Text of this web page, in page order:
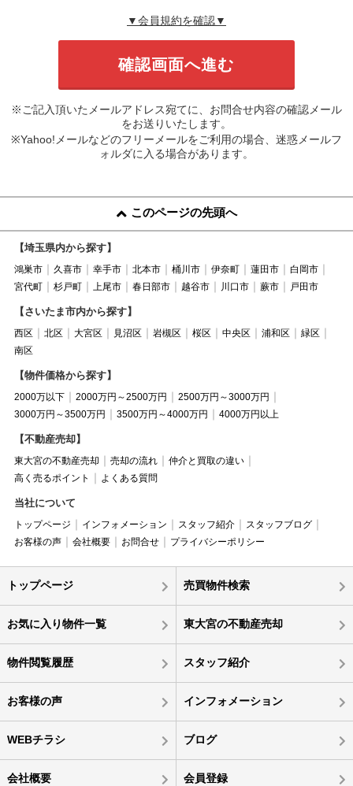
▼会員規約を確認▼
※ご記入頂いたメールアドレス宛てに、お問合せ内容の確認メール
をお送りいたします。
※Yahoo!メールなどのフリーメールをご利用の場合、迷惑メールフ
ォルダに入る場合があります。
このページの先頭へ
【埼玉県内から探す】
鴻巣市 久喜市 幸手市 北本市 桶川市 伊奈町 蓮田市
白岡市
宮代町
杉戸町 上尾市 春日部市 越谷市 川口市 蕨市 戸田市
【さいたま市内から探す】
西区 北区 大宮区 見沼区 岩槻区 桜区 中央区 浦和区
緑区
南区
【物件価格から探す】
2000万以下 2000万円～2500万円
2500万円～3000万円
3000万円～3500万円
3500万円～4000万円 4000万円以上
【不動産売却】
東大宮の不動産売却 売却の流れ
仲介と買取の違い
高く売るポイント
よくある質問
当社について
トップページ インフォメーション スタッフ紹介
スタッフブログ
お客様の声
会社概要 お問合せ プライバシーポリシー
トップページ 売買物件検索
お気に入り物件一覧 東大宮の不動産売却
物件閲覧履歴 スタッフ紹介
お客様の声 インフォメーション
WEBチラシ ブログ
会社概要 会員登録